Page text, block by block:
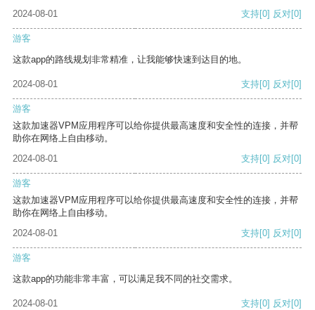
2024-08-01
支持[0] 反对[0]
游客
这款app的路线规划非常精准，让我能够快速到达目的地。
2024-08-01 支持[0] 反对[0]
游客
这款加速器VPM应用程序可以给你提供最高速度和安全性的连接，并帮
助你在网络上自由移动。
2024-08-01
支持[0] 反对[0]
游客
这款加速器VPM应用程序可以给你提供最高速度和安全性的连接，并帮
助你在网络上自由移动。
2024-08-01
支持[0] 反对[0]
游客
这款app的功能非常丰富，可以满足我不同的社交需求。
2024-08-01 支持[0] 反对[0]